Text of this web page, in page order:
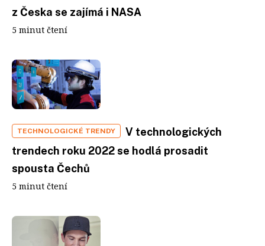
z Česka se zajímá i NASA
5 minut čtení
TECHNOLOGICKÉ TRENDY
V technologických
trendech roku 2022 se hodlá prosadit
spousta Čechů
5 minut čtení